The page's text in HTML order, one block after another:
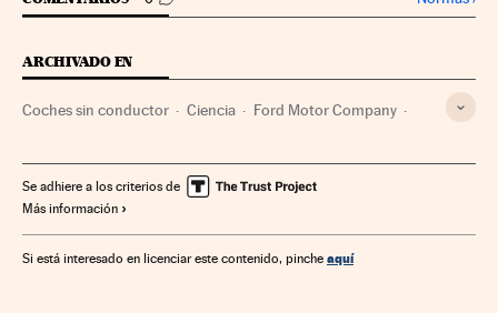
ARCHIVADO EN
Coches sin conductor Ciencia Ford Motor Company
Vehículos Automoción Empresas
Tecnología Industria
Se adhiere a los criterios de
Más información
Si está interesado en licenciar este contenido, pinche aquí